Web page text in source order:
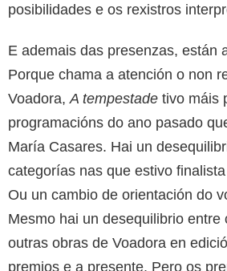
posibilidades e os rexistros
E ademais das presenzas, están
Porque chama a atención o non
Voadora,A tempestade tivo máis
programacións do ano pasado
María Casares. Hai un
categorías nas que estivo
Ou un cambio de orientación do
Mesmo hai un desequilibrio entre
outras obras de Voadora en
premios e a presente. Pero os